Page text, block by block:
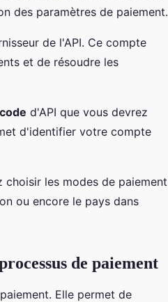
des paramètres de paiement.
de l'API. Ce compte
et de résoudre les
code d'API que vous devrez
d'identifier votre compte
choisir les modes de paiement
ou encore le pays dans
de paiement
Elle permet de